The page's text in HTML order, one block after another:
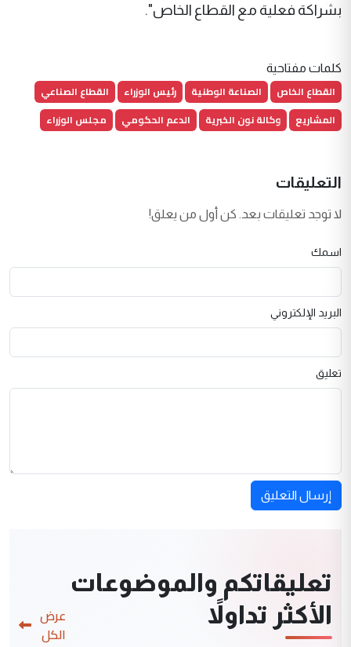
بشراكة فعلية مع القطاع الخاص".
كلمات مفتاحية
القطاع الخاص الصناعة الوطنية رئيس الوزراء
القطاع الصناعي
المشاريع
وكالة نون الخبرية الدعم الحكومي مجلس الوزراء
التعليقات
لا توجد تعليقات بعد. كن أول من يعلق!
اسمك
البريد الإلكتروني
تعليق
إرسال التعليق
تعليقاتكم والموضوعات
الأكثر تداولاً
عرض
الكل